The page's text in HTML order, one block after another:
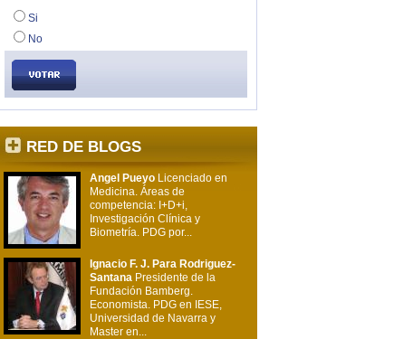
Si
No
RED DE BLOGS
Angel Pueyo Licenciado en
Medicina. Áreas de
competencia: I+D+i,
Investigación Clínica y
Biometría. PDG por...
Ignacio F. J. Para Rodriguez-
Santana Presidente de la
Fundación Bamberg.
Economista. PDG en IESE,
Universidad de Navarra y
Master en...